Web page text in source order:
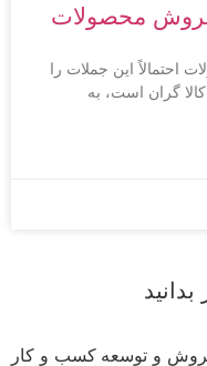
فروش محصولات
احتمالاً این جملات را
گران است، به
در فروش و توسعه کسب و کار